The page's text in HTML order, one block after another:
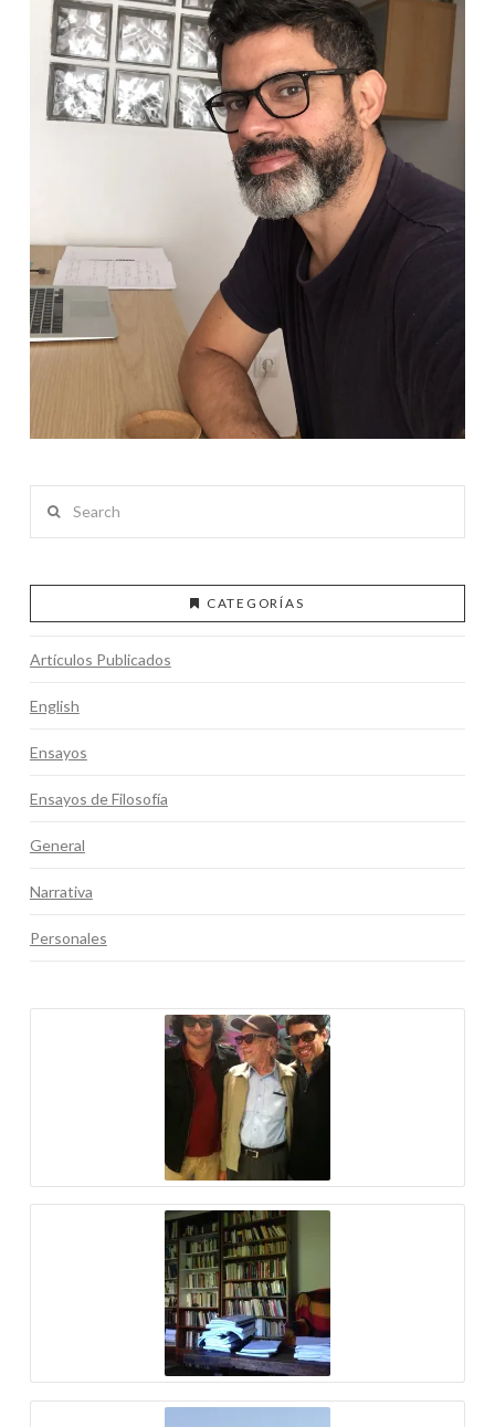
CATEGORÍAS
Artículos Publicados
English
Ensayos
Ensayos de Filosofía
General
Narrativa
Personales